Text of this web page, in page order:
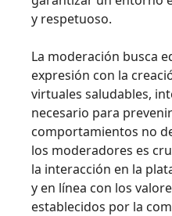
y respetuoso.
La moderación busca
expresión con la
virtuales saludables,
necesario para
comportamientos no
los moderadores es
la interacción en la
y en línea con los
establecidos por la